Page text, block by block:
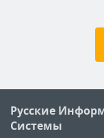
Русские
Системы